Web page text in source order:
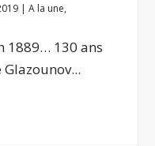
|A la une,
1889… 130 ans